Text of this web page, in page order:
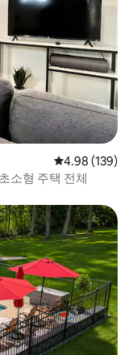
평점 4.98점(5
4.98 (139)
소형 주택 전체